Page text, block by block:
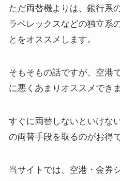
ただ両替機よりは、銀行系
ラベレックスなどの独立系
とをオススメします。
そもそもの話ですが、空港
に悪くあまりオススメでき
すぐに両替しないといけな
の両替手段を取るのがお得で
当サイトでは、空港・金券